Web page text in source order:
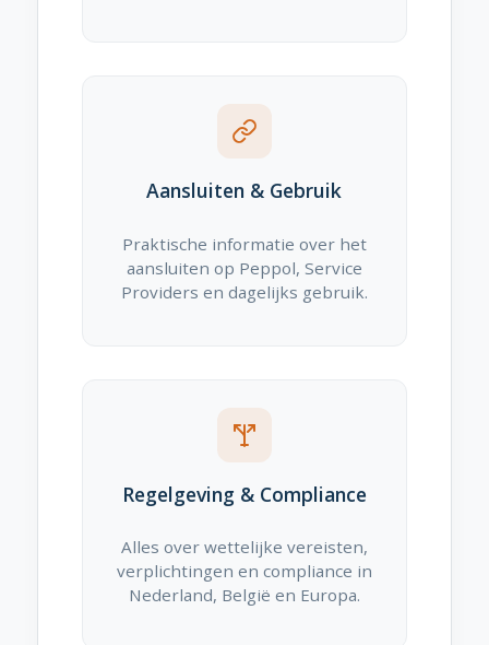
Aansluiten & Gebruik
Praktische informatie over het
aansluiten op Peppol, Service
Providers en dagelijks gebruik.
Regelgeving & Compliance
Alles over wettelijke vereisten,
verplichtingen en compliance in
Nederland, België en Europa.